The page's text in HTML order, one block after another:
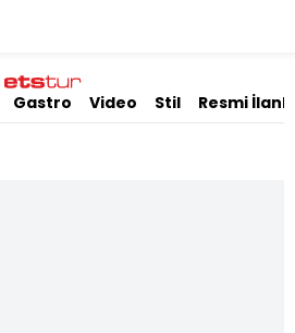
Gastro Video Stil Resmi İlanlar